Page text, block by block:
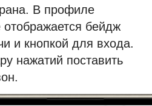
В профиле
отображается бейдж
и кнопкой для входа.
нажатий поставить